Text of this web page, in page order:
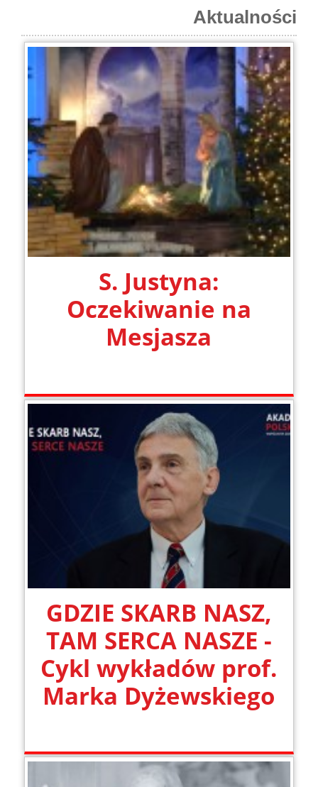
Aktualności
S. Justyna:
Oczekiwanie na
Mesjasza
GDZIE SKARB NASZ,
TAM SERCA NASZE -
Cykl wykładów prof.
Marka Dyżewskiego